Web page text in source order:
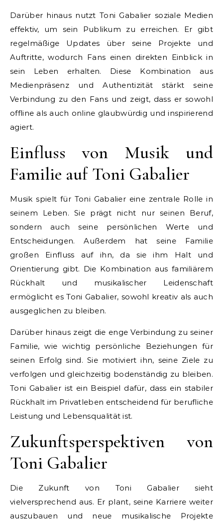
Darüber hinaus nutzt Toni Gabalier soziale Medien
effektiv, um sein Publikum zu erreichen. Er gibt
regelmäßige Updates über seine Projekte und
Auftritte, wodurch Fans einen direkten Einblick in
sein Leben erhalten. Diese Kombination aus
Medienpräsenz und Authentizität stärkt seine
Verbindung zu den Fans und zeigt, dass er sowohl
offline als auch online glaubwürdig und inspirierend
agiert.
Einfluss von Musik und
Familie auf Toni Gabalier
Musik spielt für Toni Gabalier eine zentrale Rolle in
seinem Leben. Sie prägt nicht nur seinen Beruf,
sondern auch seine persönlichen Werte und
Entscheidungen. Außerdem hat seine Familie
großen Einfluss auf ihn, da sie ihm Halt und
Orientierung gibt. Die Kombination aus familiärem
Rückhalt und musikalischer Leidenschaft
ermöglicht es Toni Gabalier, sowohl kreativ als auch
ausgeglichen zu bleiben.
Darüber hinaus zeigt die enge Verbindung zu seiner
Familie, wie wichtig persönliche Beziehungen für
seinen Erfolg sind. Sie motiviert ihn, seine Ziele zu
verfolgen und gleichzeitig bodenständig zu bleiben.
Toni Gabalier ist ein Beispiel dafür, dass ein stabiler
Rückhalt im Privatleben entscheidend für berufliche
Leistung und Lebensqualität ist.
Zukunftsperspektiven von
Toni Gabalier
Die Zukunft von Toni Gabalier sieht
vielversprechend aus. Er plant, seine Karriere weiter
auszubauen und neue musikalische Projekte